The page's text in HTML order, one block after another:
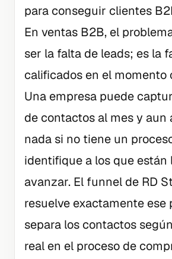
para conseguir clientes
En ventas B2B, el
ser la falta de leads; es la
calificados en el momento
Una empresa puede
de contactos al mes y aun
nada si no tiene un
identifique a los que están
avanzar. El funnel de RD
resuelve exactamente ese
separa los contactos
real en el proceso de